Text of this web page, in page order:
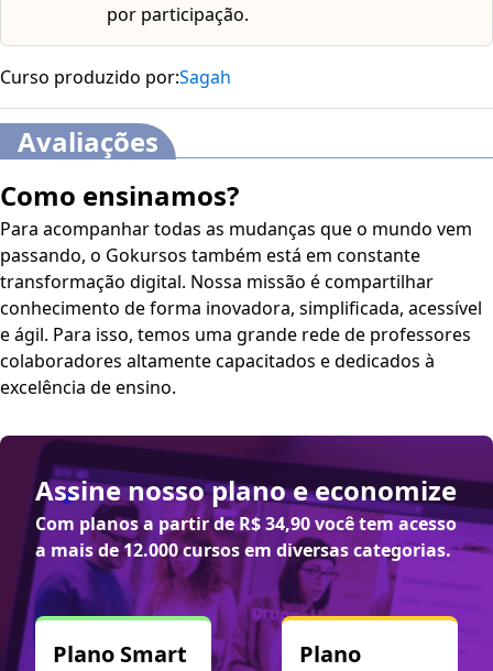
por participação.
Curso produzido por:Sagah
Avaliações
Como ensinamos?
Para acompanhar todas as mudanças que o mundo vem
passando, o Gokursos também está em constante
transformação digital. Nossa missão é compartilhar
conhecimento de forma inovadora, simplificada, acessível
e ágil. Para isso, temos uma grande rede de professores
colaboradores altamente capacitados e dedicados à
excelência de ensino.
Assine nosso plano e economize
Com planos a partir deR$ 34,90você tem acesso
a mais de 12.000 cursos em diversas categorias.
Plano Smart
Plano